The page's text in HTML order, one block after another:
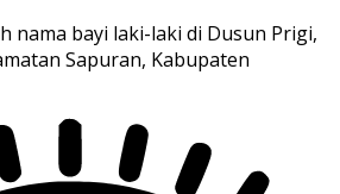
nama bayi laki-laki di Dusun Prigi,
Sapuran, Kabupaten